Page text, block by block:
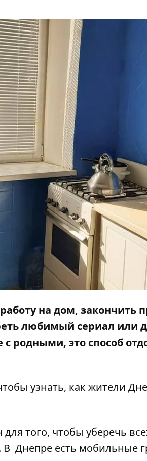
на дом, закончить
любимый сериал или
родными, это способ
узнать, как жители
того, чтобы уберечь
Днепре есть мобильные